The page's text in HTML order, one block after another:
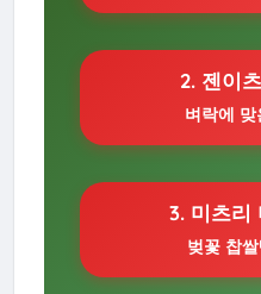
2. 젠이
벼락에
3. 미츠리
벚꽃 찹